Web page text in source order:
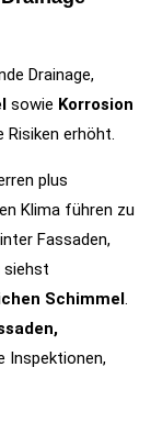
Drainage,
sowie Korrosion
erhöht.
plus
Klima führen zu
Fassaden,
siehst
Schimmel.
Inspektionen,